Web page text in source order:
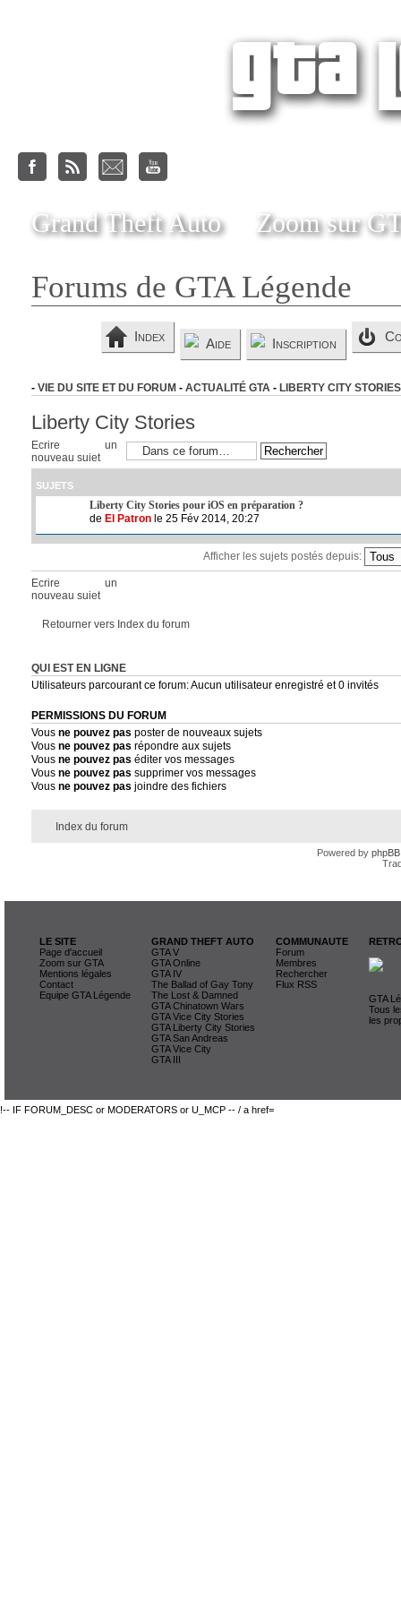
Grand Theft Auto Zoom sur
Forums de GTA Légende
Index Aide Inscription
- VIE DU SITE ET DU FORUM - ACTUALITÉ GTA - LIBERTY CITY STORIES
Liberty City Stories
Ecrire un
nouveau sujet
SUJETS
Liberty City Stories pour iOS en préparation ?
de El Patronle 25 Fév 2014, 20:27
Afficher les sujets postés depuis:
Ecrire un
nouveau sujet
Retourner vers Index du forum
QUI EST EN LIGNE
Utilisateurs parcourant ce forum: Aucun utilisateur enregistré et 0 invités
PERMISSIONS DU FORUM
Vous ne pouvez pas poster de nouveaux sujets
Vous ne pouvez pas répondre aux sujets
Vous ne pouvez pas éditer vos messages
Vous ne pouvez pas supprimer vos messages
Vous ne pouvez pas joindre des fichiers
Index du forum
Powered by phpBB
LE SITE
Page d'accueil
Zoom sur GTA
Mentions légales
Contact
Equipe GTA Légende
GRAND THEFT AUTO
GTA V
GTA Online
GTA IV
The Ballad of Gay Tony
The Lost & Damned
GTA Chinatown Wars
GTA Vice City Stories
GTA Liberty City Stories
GTA San Andreas
GTA Vice City
GTA III
COMMUNAUTE
Forum
Membres
Rechercher
Flux RSS
GTA
Tous
les
!-- IF FORUM_DESC or MODERATORS or U_MCP -- / a href=